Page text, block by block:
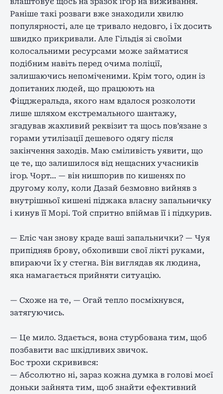
Раніше такі розваги вже знаходили хвилю
популярності, але це тривало недовго, і їх досить
швидко прикривали. Але Гільдія зі своїми
колосальними ресурсами може займатися
подібним навіть перед очима поліції,
залишаючись непоміченими. Крім того, один із
допитаних людей, що працюють на
Фіцджеральда, якого нам вдалося розколоти
лише шляхом екстремального шантажу,
згадував жахливий реквізит та щось пов’язане з
горами утилізації дешевого одягу після
закінчення заходів. Маю сміливість уявити, що
це те, що залишилося від нещасних учасників
ігор. Чорт… — він нишпорив по кишенях по
другому колу, коли Дазай безмовно вийняв з
внутрішньої кишені піджака власну запальничку
і кинув її Морі. Той спритно впіймав її і підкурив.
— Еліс чан знову краде ваші запальнички? — Чуя
припідняв брову, обхопивши свої лікті руками,
впираючи їх у стегна. Він виглядав як людина,
яка намагається прийняти ситуацію.
— Схоже на те, — Огай тепло посміхнувся,
затягуючись.
— Це мило. Здається, вона стурбована тим, щоб
позбавити вас шкідливих звичок.
Бос трохи скривився:
— Абсолютно ні, зараз кожна думка в голові моєї
доньки зайнята тим, щоб знайти ефективний